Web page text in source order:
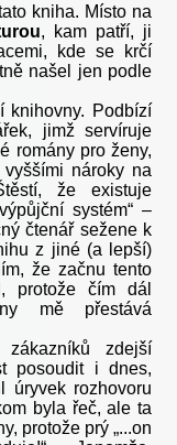
kniha. Místo na
, kam patří, ji
kde se krčí
našel jen podle
knihovny. Podbízí
jimž servíruje
romány pro ženy,
nároky na
že existuje
systém“ –
čtenář sežene k
z jiné (a lepší)
že začnu tento
protože čím dál
mě přestává
zdejší
posoudit i dnes,
úryvek rozhovoru
byla řeč, ale ta
protože prý „...on